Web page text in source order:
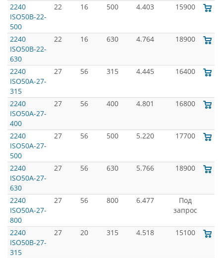
2240
ISO50B-22-
500
22 16 500 4.403 15900
2240
ISO50B-22-
630
22 16 630 4.764 18900
2240
ISO50A-27-
315
27 56 315 4.445 16400
2240
ISO50A-27-
400
27 56 400 4.801 16800
2240
ISO50A-27-
500
27 56 500 5.220 17700
2240
ISO50A-27-
630
27 56 630 5.766 18900
2240
ISO50A-27-
800
27 56 800 6.477
Под
запрос
2240
ISO50B-27-
315
27 20 315 4.518 15100